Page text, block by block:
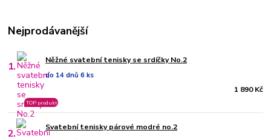
Nejprodávanější
1. Něžné svatební tenisky se srdíčky No.2
do 14 dnů 6 ks
TOP produkt
1 890 Kč
2. Svatební tenisky párové modré no.2